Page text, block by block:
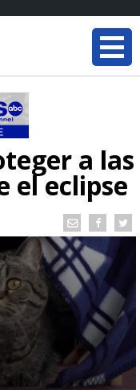
a las
el eclipse